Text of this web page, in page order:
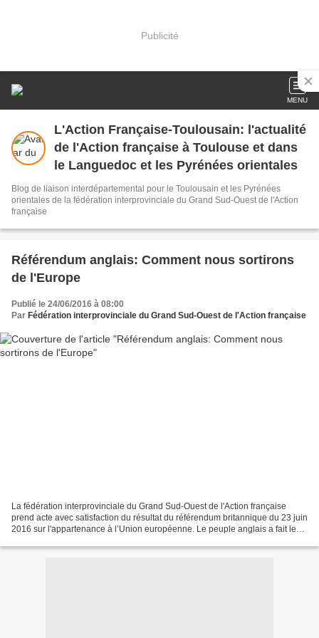
Publicité
MENU
L'Action Française-Toulousain: l'actualité
de l'Action française à Toulouse et dans
le Languedoc et les Pyrénées orientales
Blog de liaison interdépartemental pour le Toulousain et les Pyrénées
orientales de la fédération interprovinciale du Grand Sud-Ouest de l'Action
française
Référendum anglais: Comment nous sortirons
de l'Europe
Publié le 24/06/2016 à 08:00
Par Fédération interprovinciale du Grand Sud-Ouest de l'Action française
La fédération interprovinciale du Grand Sud-Ouest de l'Action française
prend acte avec satisfaction du résultat du référendum britannique du 23 juin
2016 sur l'appartenance à l’Union européenne. Le peuple anglais a fait le